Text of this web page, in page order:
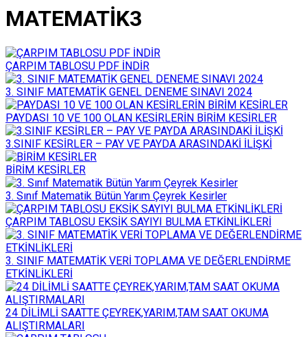
MATEMATİK3
ÇARPIM TABLOSU PDF İNDİR
3. SINIF MATEMATİK GENEL DENEME SINAVI 2024
PAYDASI 10 VE 100 OLAN KESİRLERİN BİRİM KESİRLER
3.SINIF KESİRLER – PAY VE PAYDA ARASINDAKİ İLİŞKİ
BİRİM KESİRLER
3. Sınıf Matematik Bütün Yarım Çeyrek Kesirler
ÇARPIM TABLOSU EKSİK SAYIYI BULMA ETKİNLİKLERİ
3. SINIF MATEMATİK VERİ TOPLAMA VE DEĞERLENDİRME
ETKİNLİKLERİ
24 DİLİMLİ SAATTE ÇEYREK,YARIM,TAM SAAT OKUMA
ALIŞTIRMALARI